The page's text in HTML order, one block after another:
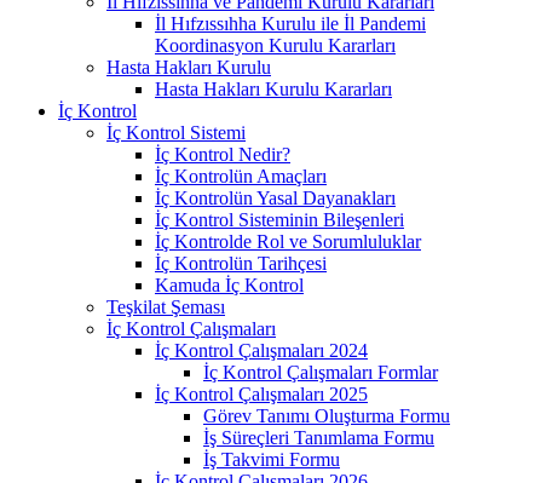
İl Hıfzıssıhha Kurulu ile İl Pandemi
Koordinasyon Kurulu Kararları
Hasta Hakları Kurulu
Hasta Hakları Kurulu Kararları
İç Kontrol
İç Kontrol Sistemi
İç Kontrol Nedir?
İç Kontrolün Amaçları
İç Kontrolün Yasal Dayanakları
İç Kontrol Sisteminin Bileşenleri
İç Kontrolde Rol ve Sorumluluklar
İç Kontrolün Tarihçesi
Kamuda İç Kontrol
Teşkilat Şeması
İç Kontrol Çalışmaları
İç Kontrol Çalışmaları 2024
İç Kontrol Çalışmaları Formlar
İç Kontrol Çalışmaları 2025
Görev Tanımı Oluşturma Formu
İş Süreçleri Tanımlama Formu
İş Takvimi Formu